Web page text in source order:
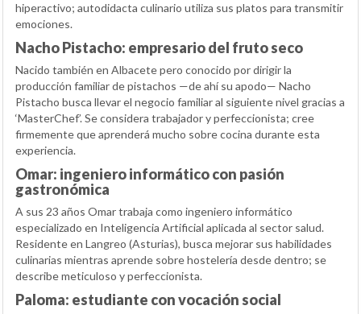
hiperactivo; autodidacta culinario utiliza sus platos para transmitir
emociones.
Nacho Pistacho: empresario del fruto seco
Nacido también en Albacete pero conocido por dirigir la
producción familiar de pistachos —de ahí su apodo— Nacho
Pistacho busca llevar el negocio familiar al siguiente nivel gracias a
‘MasterChef’. Se considera trabajador y perfeccionista; cree
firmemente que aprenderá mucho sobre cocina durante esta
experiencia.
Omar: ingeniero informático con pasión
gastronómica
A sus 23 años Omar trabaja como ingeniero informático
especializado en Inteligencia Artificial aplicada al sector salud.
Residente en Langreo (Asturias), busca mejorar sus habilidades
culinarias mientras aprende sobre hostelería desde dentro; se
describe meticuloso y perfeccionista.
Paloma: estudiante con vocación social